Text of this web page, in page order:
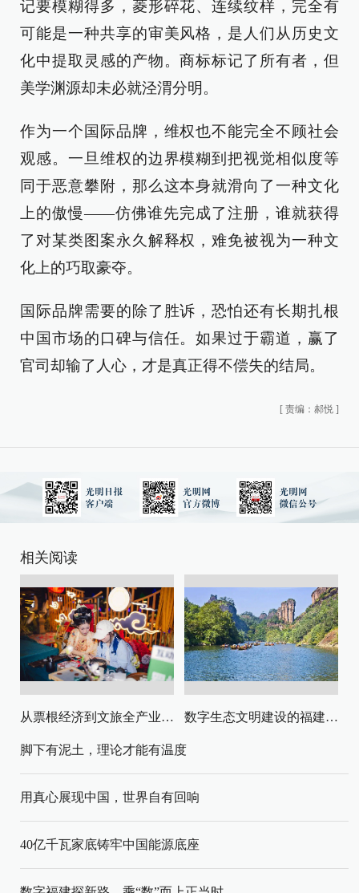
记要模糊得多，菱形碎花、连续纹样，完全有
可能是一种共享的审美风格，是人们从历史文
化中提取灵感的产物。商标标记了所有者，但
美学渊源却未必就泾渭分明。
作为一个国际品牌，维权也不能完全不顾社会
观感。一旦维权的边界模糊到把视觉相似度等
同于恶意攀附，那么这本身就滑向了一种文化
上的傲慢——仿佛谁先完成了注册，谁就获得
了对某类图案永久解释权，难免被视为一种文
化上的巧取豪夺。
国际品牌需要的除了胜诉，恐怕还有长期扎根
中国市场的口碑与信任。如果过于霸道，赢了
官司却输了人心，才是真正得不偿失的结局。
[ 责编：郝悦 ]
相关阅读
从票根经济到文旅全产业链升级 数字生态文明建设的福建路径与启示
脚下有泥土，理论才能有温度
用真心展现中国，世界自有回响
40亿千瓦家底铸牢中国能源底座